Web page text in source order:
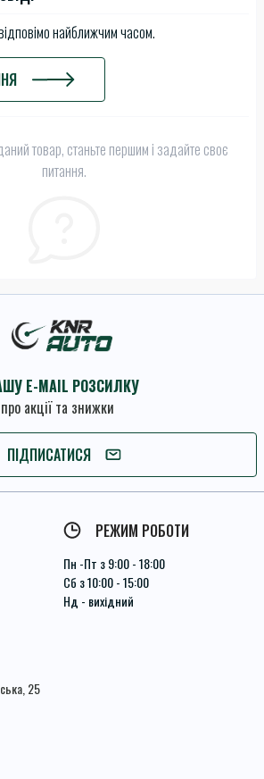
найближчим часом.
товар, станьте першим і задайте своє
питання.
E-MAIL РОЗСИЛКУ
акції та знижки
ПІДПИСАТИСЯ
ПІДПИШІТЬСЯ
РЕЖИМ РОБОТИ
Пн -Пт з 9:00 - 18:00
Сб з 10:00 - 15:00
Нд - вихідний
25